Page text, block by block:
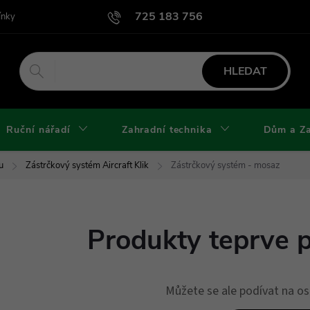
725 183 756
Podmínky užití webu Podmínky ochrany osobních údajů a
HLEDAT
Ruční nářadí Zahradní technika Dům a
Zástrčkový systém Aircraft Klik Zástrčkový systém - mosaz
Produkty teprve
Můžete se ale podívat na